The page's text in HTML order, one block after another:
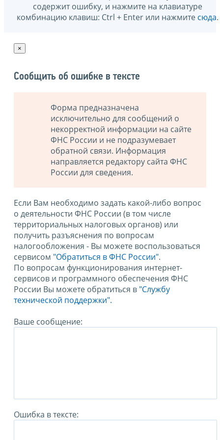
содержит ошибку, и нажмите на клавиатуре
комбинацию клавиш: Ctrl + Enter или нажмите сюда.
×
Сообщить об ошибке в тексте
Форма предназначена
исключительно для сообщений о
некорректной информации на сайте
ФНС России и не подразумевает
обратной связи. Информация
направляется редактору сайта ФНС
России для сведения.
Если Вам необходимо задать какой-либо вопрос
о деятельности ФНС России (в том числе
территориальных налоговых органов) или
получить разъяснения по вопросам
налогообложения - Вы можете воспользоваться
сервисом "Обратиться в ФНС России".
По вопросам функционирования интернет-
сервисов и программного обеспечения ФНС
России Вы можете обратиться в "Службу
технической поддержки".
Ваше сообщение:
Ошибка в тексте: